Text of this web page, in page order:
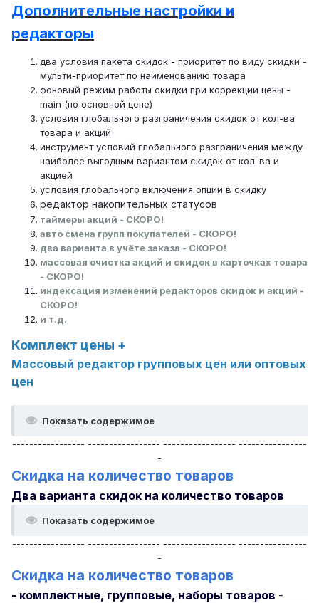
Дополнительные настройки и
редакторы
два условия пакета скидок - приоритет по виду скидки -
мульти-приоритет по наименованию товара
фоновый режим работы скидки при коррекции цены -
main (по основной цене)
условия глобального разграничения скидок от кол-ва
товара и акций
инструмент условий глобального разграничения между
наиболее выгодным вариантом скидок от кол-ва и
акцией
условия глобального включения опции в скидку
редактор накопительных статусов
таймеры акций - СКОРО!
авто смена групп покупателей - СКОРО!
два варианта в учёте заказа - СКОРО!
массовая очистка акций и скидок в карточках товара
- СКОРО!
индексация изменений редакторов скидок и акций -
СКОРО!
и т.д.
Комплект цены +
Массовый редактор групповых цен или оптовых
цен
Показать содержимое
----------------- ----------------- ----------------- ----------------
-
Скидка на количество товаров
Два варианта скидок на количество товаров
Показать содержимое
----------------- ----------------- ----------------- ----------------
-
Скидка на количество товаров
- комплектные, групповые, наборы товаров -